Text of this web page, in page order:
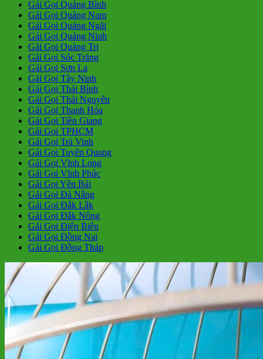
Gái Gọi Quảng Bình
Gái Gọi Quảng Nam
Gái Gọi Quảng Ngãi
Gái Gọi Quảng Ninh
Gái Gọi Quảng Trị
Gái Gọi Sóc Trăng
Gái Gọi Sơn La
Gái Gọi Tây Ninh
Gái Gọi Thái Bình
Gái Gọi Thái Nguyên
Gái Gọi Thanh Hóa
Gái Gọi Tiền Giang
Gái Gọi TPHCM
Gái Gọi Trà Vinh
Gái Gọi Tuyên Quang
Gái Gọi Vĩnh Long
Gái Gọi Vĩnh Phúc
Gái Gọi Yên Bái
Gái Gọi Đà Nẵng
Gái Gọi Đắk Lắk
Gái Gọi Đắk Nông
Gái Gọi Điện Biên
Gái Gọi Đồng Nai
Gái Gọi Đồng Tháp